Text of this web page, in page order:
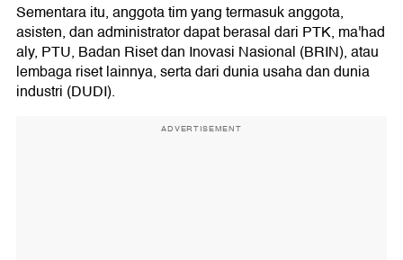
Sementara itu, anggota tim yang termasuk anggota,
asisten, dan administrator dapat berasal dari PTK, ma'had
aly, PTU, Badan Riset dan Inovasi Nasional (BRIN), atau
lembaga riset lainnya, serta dari dunia usaha dan dunia
industri (DUDI).
ADVERTISEMENT